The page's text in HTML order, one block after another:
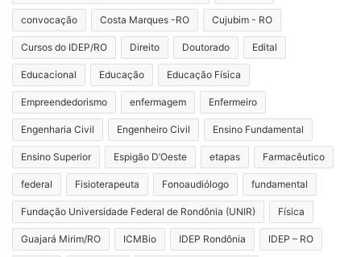
convocação Costa Marques -RO Cujubim - RO
Cursos do IDEP/RO Direito Doutorado Edital
Educacional Educação Educação Física
Empreendedorismo enfermagem Enfermeiro
Engenharia Civil Engenheiro Civil Ensino Fundamental
Ensino Superior Espigão D’Oeste etapas Farmacêutico
federal Fisioterapeuta Fonoaudiólogo fundamental
Fundação Universidade Federal de Rondônia (UNIR) Física
Guajará Mirim/RO ICMBio IDEP Rondônia IDEP – RO